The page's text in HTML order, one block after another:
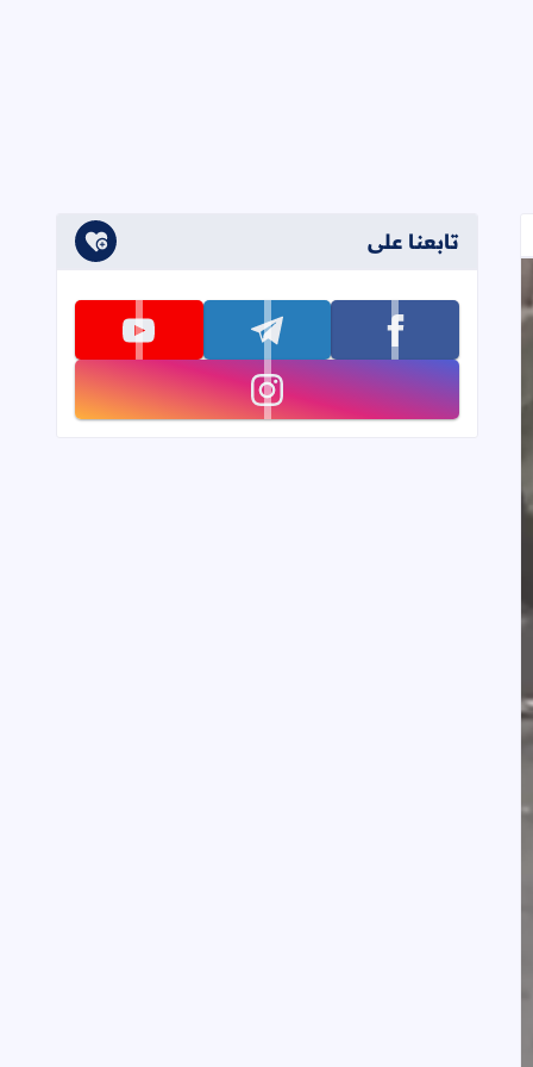
تابعنا على
تابعنا على facebook تابعنا على telegram تابعنا على youtube
تابعنا على instagram